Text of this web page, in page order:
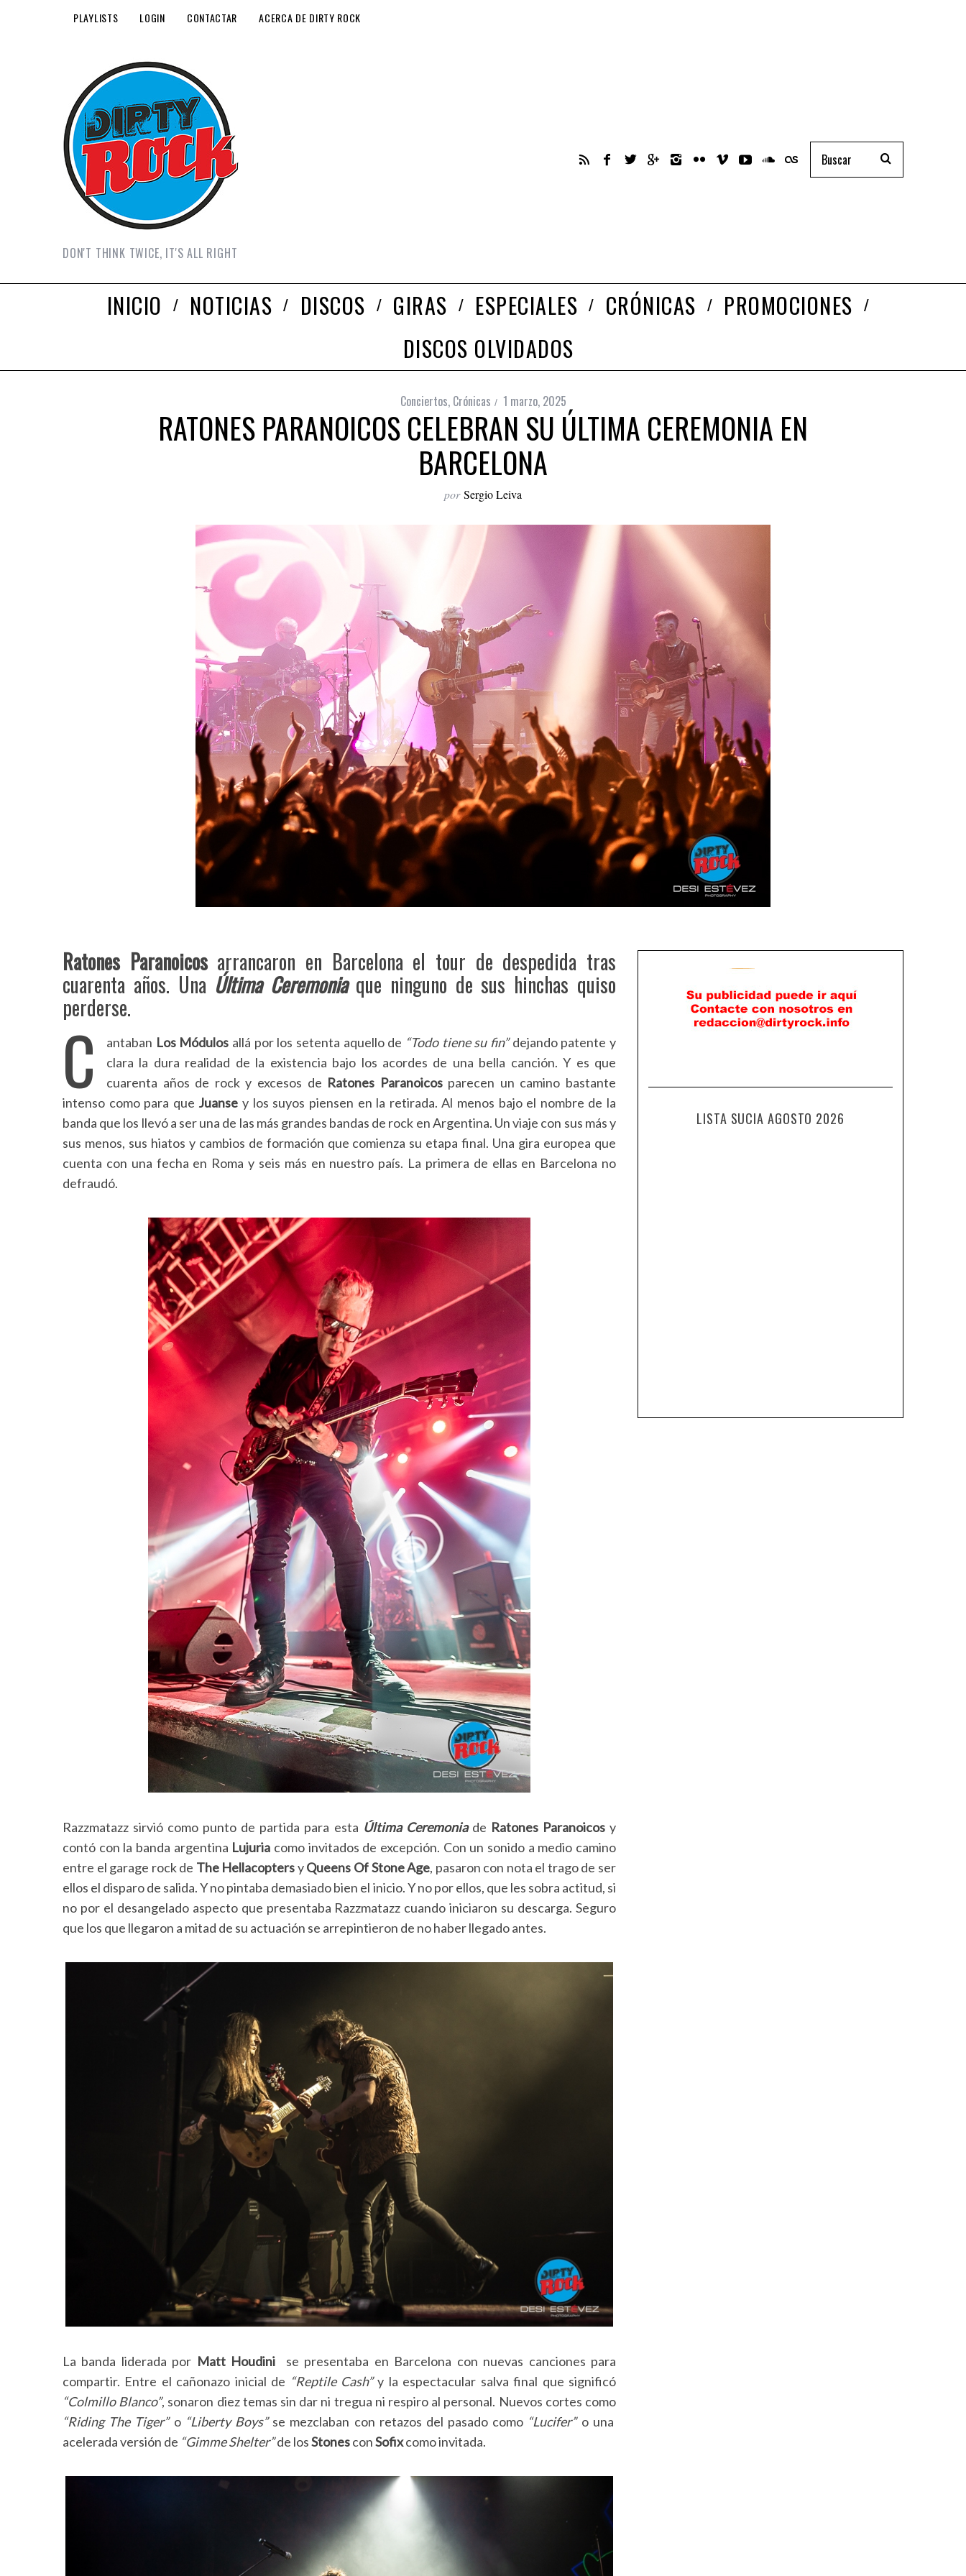
PLAYLISTS LOGIN CONTACTAR ACERCA DE DIRTY ROCK
DON'T THINK TWICE, IT'S ALL RIGHT
INICIO NOTICIAS DISCOS GIRAS ESPECIALES CRÓNICAS
PROMOCIONES
DISCOS OLVIDADOS
Conciertos, Crónicas 1 marzo, 2025
RATONES PARANOICOS CELEBRAN SU ÚLTIMA CEREMONIA EN
BARCELONA
por Sergio Leiva
Ratones Paranoicosarrancaron en Barcelona el tour de despedida tras
cuarenta años. Una Última Ceremoniaque ninguno de sus hinchas quiso
perderse.
C antaban Los Módulos allá por los setenta aquello de “Todo tiene su fin”dejando patente y
clara la dura realidad de la existencia bajo los acordes de una bella canción. Y es que
cuarenta años de rock y excesos de Ratones Paranoicosparecen un camino bastante
intenso como para que Juansey los suyos piensen en la retirada. Al menos bajo el nombre de la
banda que los llevó a ser una de las más grandes bandas de rock en Argentina. Un viaje con sus más y
sus menos, sus hiatos y cambios de formación que comienza su etapa final. Una gira europea que
cuenta con una fecha en Roma y seis más en nuestro país. La primera de ellas en Barcelona no
defraudó.
Razzmatazz sirvió como punto de partida para esta Última Ceremoniade Ratones Paranoicosy
contó con la banda argentina Lujuria como invitados de excepción. Con un sonido a medio camino
entre el garage rock de The HellacoptersyQueens Of Stone Age, pasaron con nota el trago de ser
ellos el disparo de salida. Y no pintaba demasiado bien el inicio. Y no por ellos, que les sobra actitud, si
no por el desangelado aspecto que presentaba Razzmatazz cuando iniciaron su descarga. Seguro
que los que llegaron a mitad de su actuación se arrepintieron de no haber llegado antes.
La banda liderada por Matt Houdini se presentaba en Barcelona con nuevas canciones para
compartir. Entre el cañonazo inicial de “Reptile Cash”y la espectacular salva final que significó
“Colmillo Blanco”, sonaron diez temas sin dar ni tregua ni respiro al personal. Nuevos cortes como
“Riding The Tiger”o “Liberty Boys”se mezclaban con retazos del pasado como “Lucifer”o una
acelerada versión de “Gimme Shelter”de losStonesconSofixcomo invitada.
LISTA SUCIA AGOSTO 2026